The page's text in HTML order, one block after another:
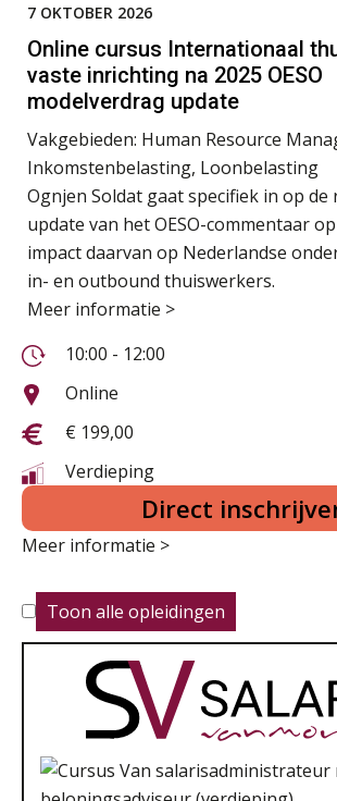
7 OKTOBER 2026
Online cursus Internationaal
vaste inrichting na 2025 OESO
modelverdrag update
Vakgebieden: Human Resource
Inkomstenbelasting, Loonbelasting
Ognjen Soldat gaat specifiek in op de
update van het OESO-commentaar
impact daarvan op Nederlandse
in- en outbound thuiswerkers.
Meer informatie >
10:00 - 12:00
Online
€ 199,00
Verdieping
Direct
Meer informatie >
Toon alle opleidingen